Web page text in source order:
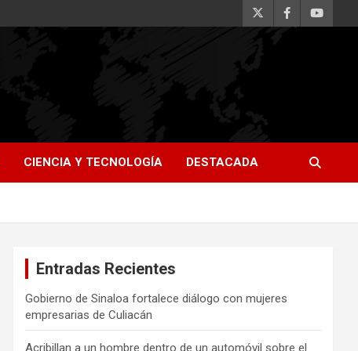
CIENCIA Y TECNOLOGÍA DESTACADA
Entradas Recientes
Gobierno de Sinaloa fortalece diálogo con mujeres
empresarias de Culiacán
Acribillan a un hombre dentro de un automóvil sobre el